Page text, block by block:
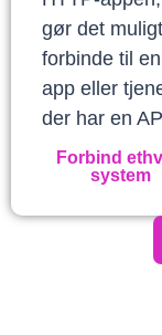
gør det
forbinde til
app eller
der har en
Forbind
system